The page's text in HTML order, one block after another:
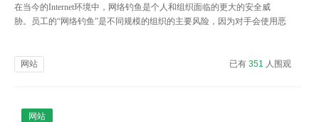
在当今的Internet环境中，网络钓鱼是个人和组织面临的更大的安全威
胁。员工的“网络钓鱼”是不同规模的组织的主要风险，因为对手会使用恶
网站 已有351 人围观
网站